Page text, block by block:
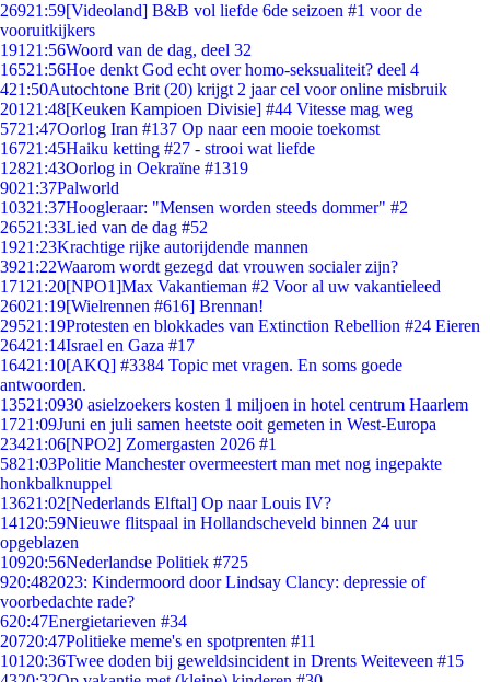
26921:59[Videoland] B&B vol liefde 6de seizoen #1 voor de
vooruitkijkers
191 21:56Woord van de dag, deel 32
16521:56Hoe denkt God echt over homo-seksualiteit? deel 4
421:50Autochtone Brit (20) krijgt 2 jaar cel voor online misbruik
201 21:48[Keuken Kampioen Divisie] #44 Vitesse mag weg
5721:47Oorlog Iran #137 Op naar een mooie toekomst
16721:45Haiku ketting #27 - strooi wat liefde
12821:43Oorlog in Oekraïne #1319
9021:37Palworld
10321:37Hoogleraar: "Mensen worden steeds dommer" #2
26521:33Lied van de dag #52
1921:23Krachtige rijke autorijdende mannen
3921:22Waarom wordt gezegd dat vrouwen socialer zijn?
171 21:20[NPO1]Max Vakantieman #2 Voor al uw vakantieleed
26021:19[Wielrennen #616] Brennan!
29521:19Protesten en blokkades van Extinction Rebellion #24 Eieren
26421:14Israel en Gaza #17
16421:10[AKQ] #3384 Topic met vragen. En soms goede
antwoorden.
13521:0930 asielzoekers kosten 1 miljoen in hotel centrum Haarlem
1721:09Juni en juli samen heetste ooit gemeten in West-Europa
23421:06[NPO2] Zomergasten 2026 #1
5821:03Politie Manchester overmeestert man met nog ingepakte
honkbalknuppel
13621:02[Nederlands Elftal] Op naar Louis IV?
141 20:59Nieuwe flitspaal in Hollandscheveld binnen 24 uur
opgeblazen
10920:56Nederlandse Politiek #725
920:482023: Kindermoord door Lindsay Clancy: depressie of
voorbedachte rade?
620:47Energietarieven #34
20720:47Politieke meme's en spotprenten #11
101 20:36Twee doden bij geweldsincident in Drents Weiteveen #15